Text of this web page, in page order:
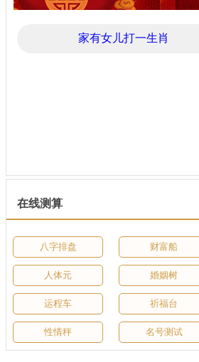
家有女儿打一生肖
在线测算
八字排盘 财富船
人体元 婚姻树
运程车 祈福台
性情秤 名号测试